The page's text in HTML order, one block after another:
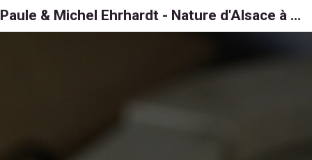
Paule & Michel Ehrhardt - Nature d'Alsace à 6, 8 et 1000 pattes